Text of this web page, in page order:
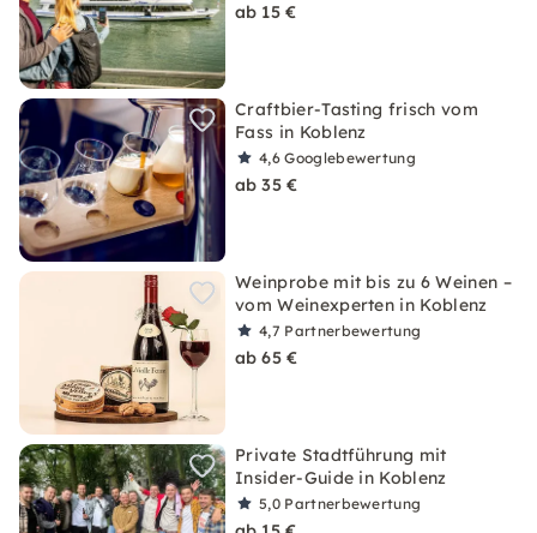
ab 15 €
Craftbier-Tasting frisch vom
Fass in Koblenz
4,6Googlebewertung
ab 35 €
Weinprobe mit bis zu 6 Weinen –
vom Weinexperten in Koblenz
4,7 Partnerbewertung
ab 65 €
Private Stadtführung mit
Insider-Guide in Koblenz
5,0 Partnerbewertung